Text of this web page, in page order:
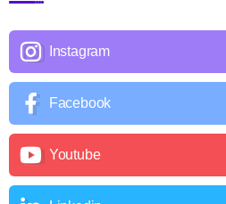
Instagram
Facebook
Youtube